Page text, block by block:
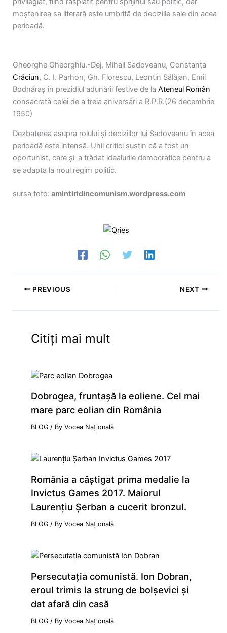
moștenirea sa literară este umbrită de deciziile sale din acea
perioadă.
Gheorghe Gheorghiu.-Dej, Mihail Sadoveanu, Constanţa
Crăciun, C. I. Parhon, Gh. Florescu, Leontin Sălăjan, Emil
Bodnăraş în prezidiul adunării festive de la Ateneul Român
consacrată celei de a treia aniversări a R.P.R.(26 decembrie
1950)
Dezbaterea asupra rolului și deciziilor lui Sadoveanu în acea
perioadă este intensă. Unii critici susțin că a fost un
oportunist, care și-a trădat idealurile democratice pentru a
se adapta la noul regim politic.
sursa foto: amintiridincomunism.wordpress.com
PREVIOUS NEXT
Citiți mai mult
Dobrogea, fruntaşă la eoliene. Cel mai
mare parc eolian din România
BLOG / ByVocea Națională
România a câştigat prima medalie la
Invictus Games 2017. Maiorul
Laurenţiu Şerban a cucerit bronzul.
BLOG / ByVocea Națională
Persecutaţia comunistă. Ion Dobran,
eroul trimis la strung de bolşevici şi
dat afară din casă
BLOG / ByVocea Națională